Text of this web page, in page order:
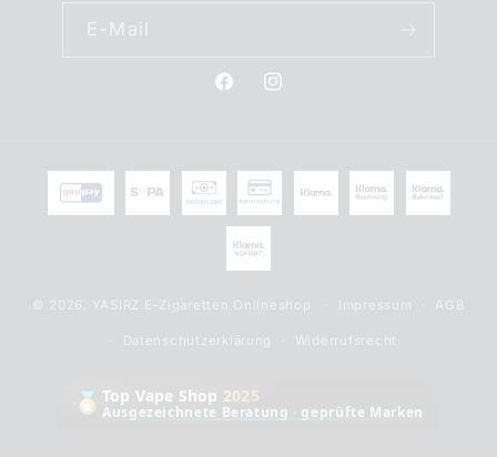
E-Mail
FacebookInstagram
Zahlungsmethoden
© 2026, YASIRZ E-Zigaretten Onlineshop Impressum AGB
Datenschutzerklärung Widerrufsrecht
Top Vape Shop 2025
Ausgezeichnete Beratung · geprüfte Marken